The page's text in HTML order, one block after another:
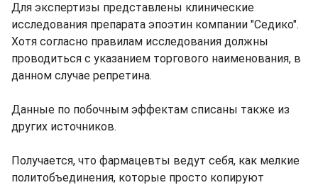
Для экспертизы представлены клинические
исследования препарата эпоэтин компании "Седико".
Хотя согласно правилам исследования должны
проводиться с указанием торгового наименования, в
данном случае репретина.
Данные по побочным эффектам списаны также из
других источников.
Получается, что фармацевты ведут себя, как мелкие
политобъединения, которые просто копируют